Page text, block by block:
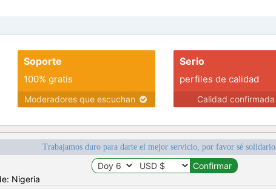
Soporte
100% gratis
Moderadores que escuchan
Serio
perfiles de calidad
Calidad confirmada
Trabajamos duro para darte el mejor servicio, por favor sé solidario
Nigeria